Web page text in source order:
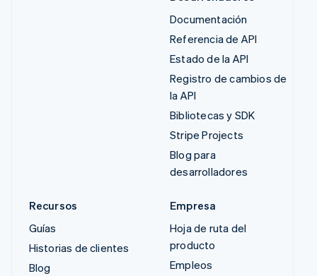
Documentación
Referencia de API
Estado de la API
Registro de cambios de
la API
Bibliotecas y SDK
Stripe Projects
Blog para
desarrolladores
Recursos
Guías
Historias de clientes
Blog
Empresa
Hoja de ruta del
producto
Empleos